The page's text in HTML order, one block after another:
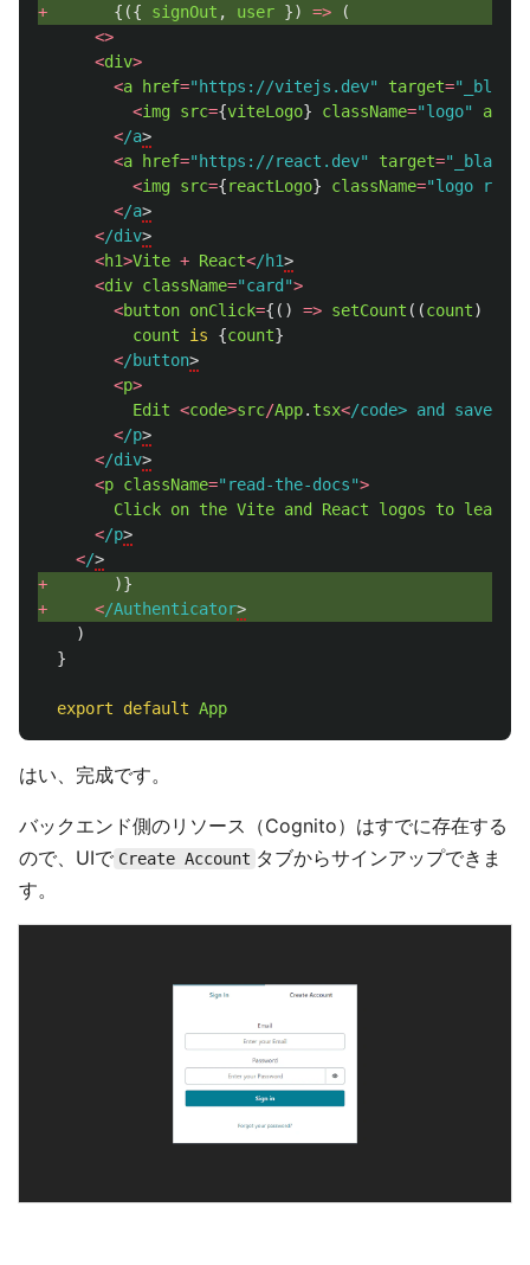
+ {({ signOut , user }) =>
(
<>
<div>
<a href=" https://vitejs.dev" target=" _blank
<img src={viteLogo} className="logo" alt
</a>
<a href=" https://react.dev" target=" _blank
<img src={reactLogo} className="logo react
</a>
</div>
<h1>Vite + React</h1>
<div className="card ">
<button onClick={() => setCount ((count)
count
is {count}
</button>
<p>
Edit <code>src/App. tsx</code> and save to
</p>
</div>
<p className=" read-the-docs">
Click on the Vite and React logos to learn
</p>
</>
+
)}
+
</Authenticator>
)
}
export default App
はい、完成です。
バックエンド側のリソース（Cognito）はすでに存在する
ので、UIで Create Account タブからサインアップできま
す。